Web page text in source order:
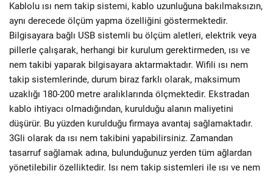
Kablolu ısı nem takip sistemi, kablo uzunluğuna bakılmaksızın,
aynı derecede ölçüm yapma özelliğini göstermektedir.
Bilgisayara bağlı USB sistemli bu ölçüm aletleri, elektrik veya
pillerle çalışarak, herhangi bir kurulum gerektirmeden, ısı ve
nem takibi yaparak bilgisayara aktarmaktadır. Wifili ısı nem
takip sistemlerinde, durum biraz farklı olarak, maksimum
uzaklığı 180-200 metre aralıklarında ölçmektedir. Ekstradan
kablo ihtiyacı olmadığından, kurulduğu alanın maliyetini
düşürür. Bu yüzden kurulduğu firmaya avantaj sağlamaktadır.
3Gli olarak da ısı nem takibini yapabilirsiniz. Zamandan
tasarruf sağlamak adına, bulunduğunuz yerden tüm ağlardan
yönetilebilir özelliktedir. Isı nem takip sistemleri ile ısı ve nem